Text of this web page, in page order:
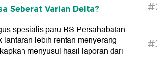
Seberat Varian Delta?
spesialis paru RS Persahabatan
lebih rentan menyerang
menyusul hasil laporan dari